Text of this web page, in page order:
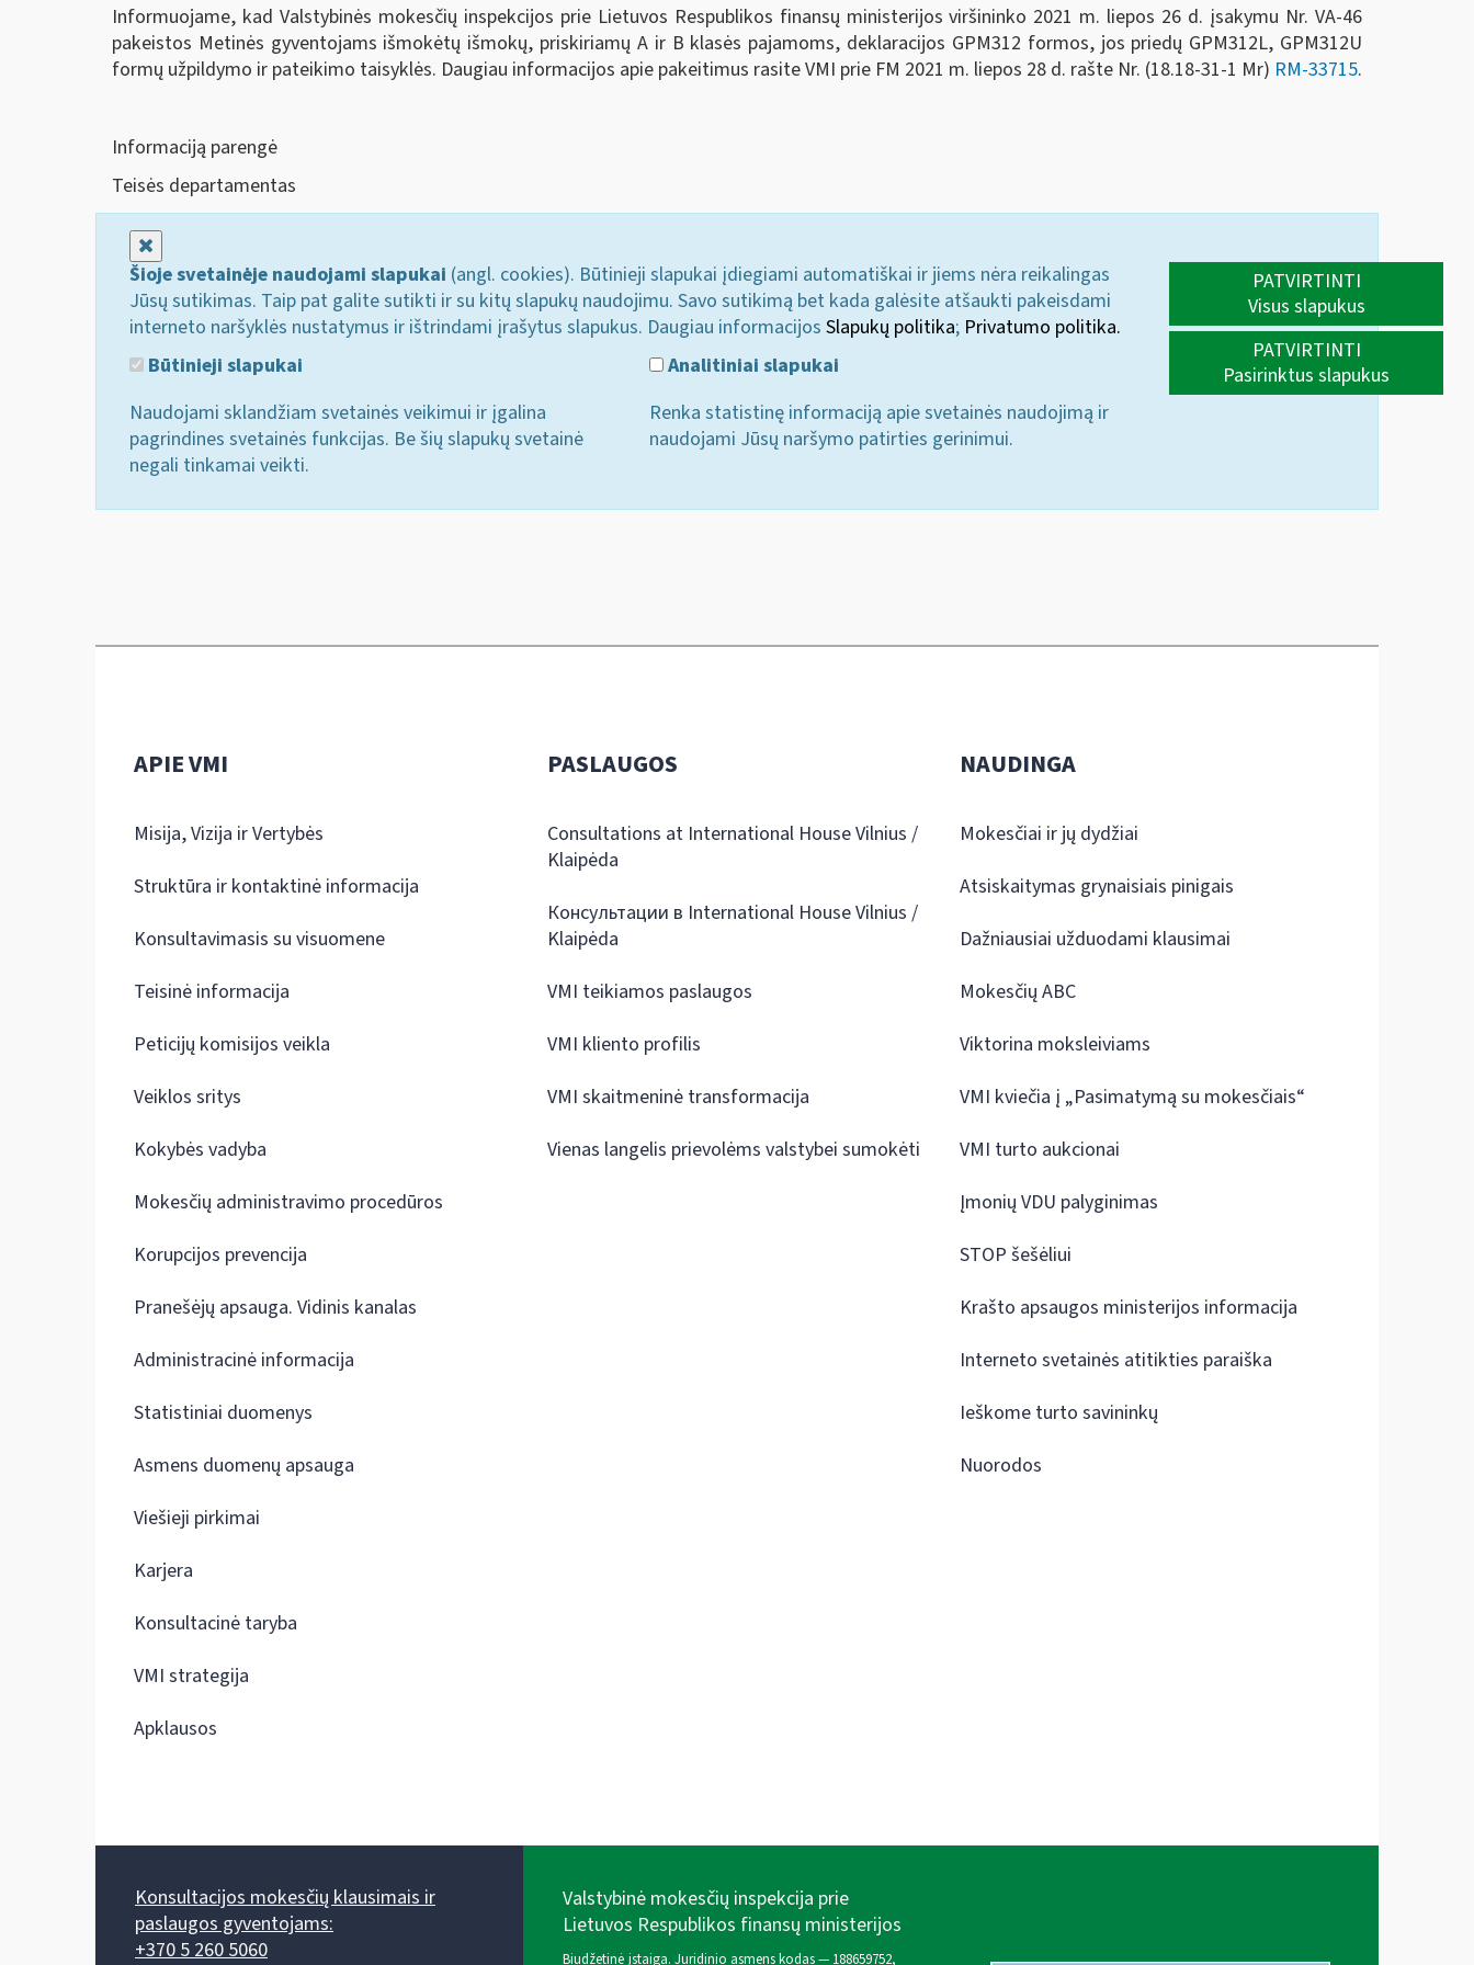
Informuojame, kad Valstybinės mokesčių inspekcijos prie Lietuvos Respublikos finansų ministerijos viršininko 2021 m. liepos 26 d. įsakymu Nr. VA-46
pakeistos Metinės gyventojams išmokėtų išmokų, priskiriamų A ir B klasės pajamoms, deklaracijos GPM312 formos, jos priedų GPM312L, GPM312U
formų užpildymo ir pateikimo taisyklės. Daugiau informacijos apie pakeitimus rasite VMI prie FM 2021 m. liepos 28 d. rašte Nr. (18.18-31-1 Mr) RM-33715.
Informaciją parengė
Teisės departamentas
Šioje svetainėje naudojami slapukai (angl. cookies). Būtinieji slapukai įdiegiami automatiškai ir jiems nėra reikalingas
Jūsų sutikimas. Taip pat galite sutikti ir su kitų slapukų naudojimu. Savo sutikimą bet kada galėsite atšaukti pakeisdami
interneto naršyklės nustatymus ir ištrindami įrašytus slapukus. Daugiau informacijos Slapukų politika; Privatumo politika.
Būtinieji slapukai
Naudojami sklandžiam svetainės veikimui ir įgalina
pagrindines svetainės funkcijas. Be šių slapukų svetainė
negali tinkamai veikti.
Analitiniai slapukai
Renka statistinę informaciją apie svetainės naudojimą ir
naudojami Jūsų naršymo patirties gerinimui.
PATVIRTINTI
Visus slapukus
PATVIRTINTI
Pasirinktus slapukus
APIE VMI
Misija, Vizija ir Vertybės
Struktūra ir kontaktinė informacija
Konsultavimasis su visuomene
Teisinė informacija
Peticijų komisijos veikla
Veiklos sritys
Kokybės vadyba
Mokesčių administravimo procedūros
Korupcijos prevencija
Pranešėjų apsauga. Vidinis kanalas
Administracinė informacija
Statistiniai duomenys
Asmens duomenų apsauga
Viešieji pirkimai
Karjera
Konsultacinė taryba
VMI strategija
Apklausos
PASLAUGOS
Consultations at International House Vilnius /
Klaipėda
Консультации в International House Vilnius /
Klaipėda
VMI teikiamos paslaugos
VMI kliento profilis
VMI skaitmeninė transformacija
Vienas langelis prievolėms valstybei sumokėti
NAUDINGA
Mokesčiai ir jų dydžiai
Atsiskaitymas grynaisiais pinigais
Dažniausiai užduodami klausimai
Mokesčių ABC
Viktorina moksleiviams
VMI kviečia į „Pasimatymą su mokesčiais“
VMI turto aukcionai
Įmonių VDU palyginimas
STOP šešėliui
Krašto apsaugos ministerijos informacija
Interneto svetainės atitikties paraiška
Ieškome turto savininkų
Nuorodos
Konsultacijos mokesčių klausimais ir
paslaugos gyventojams:
+370 5 260 5060
Valstybinė mokesčių inspekcija prie
Lietuvos Respublikos finansų ministerijos
Biudžetinė įstaiga. Juridinio asmens kodas — 188659752,